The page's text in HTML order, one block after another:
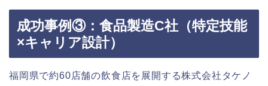
成功事例③：食品製造C社（特定技能
×キャリア設計）
福岡県で約60店舗の飲食店を展開する株式会社タケノ